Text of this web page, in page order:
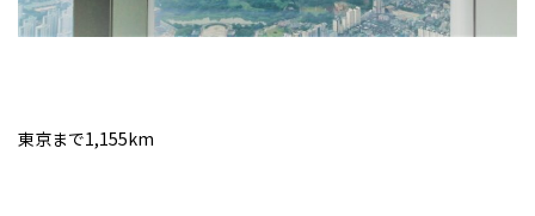
東京まで1,155km